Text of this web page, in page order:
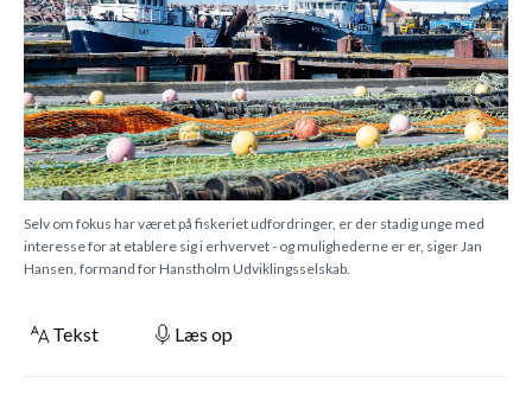
Selv om fokus har været på fiskeriet udfordringer, er der stadig unge med
interesse for at etablere sig i erhvervet - og mulighederne er er, siger Jan
Hansen, formand for Hanstholm Udviklingsselskab.
Tekst Læs op